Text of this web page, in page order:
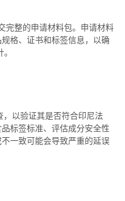
完整的申请材料包。申请材料
格、证书和标签信息，以确
以验证其是否符合印尼法
标签标准、评估成分安全性
一致可能会导致严重的延误